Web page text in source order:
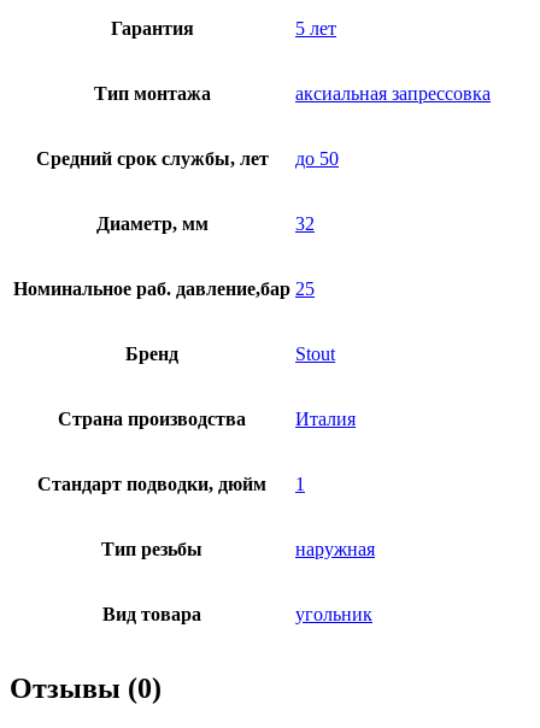
Гарантия 5 лет
Тип монтажа аксиальная запрессовка
Средний срок службы, лет до 50
Диаметр, мм 32
Номинальное раб. давление,бар 25
Бренд Stout
Страна производства Италия
Стандарт подводки, дюйм 1
Тип резьбы наружная
Вид товара угольник
Отзывы (0)